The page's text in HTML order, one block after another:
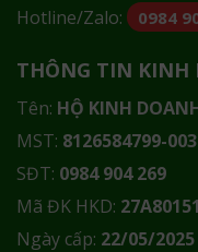
Hotline/Zalo: 0984
THÔNG TIN KINH
Tên: HỘ KINH
MST: 8126584799-003
SĐT: 0984 904 269
Mã ĐK HKD:
Ngày cấp: 22/05/2025